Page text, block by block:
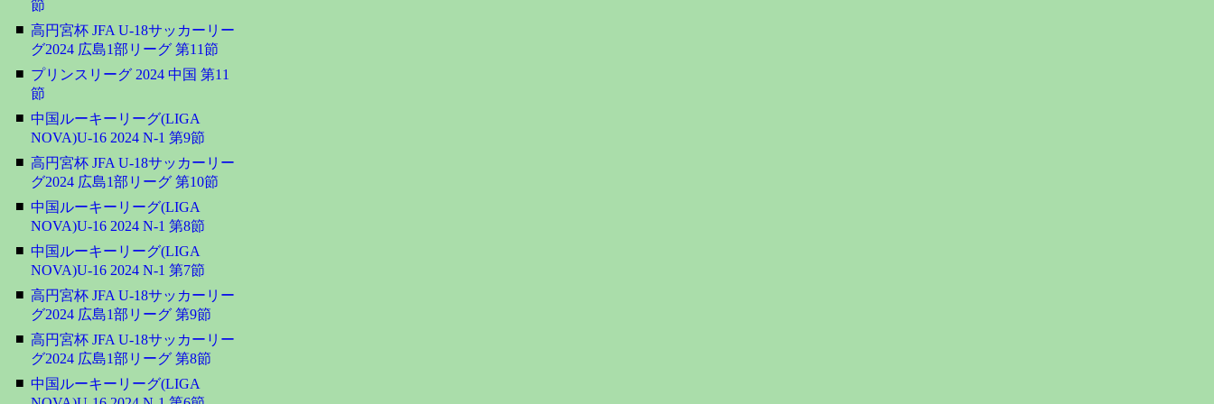
節
■ 高円宮杯 JFA U-18サッカーリー
グ2024 広島1部リーグ 第11節
■ プリンスリーグ 2024 中国 第11
節
■ 中国ルーキーリーグ(LIGA
NOVA)U-16 2024 N-1 第9節
■ 高円宮杯 JFA U-18サッカーリー
グ2024 広島1部リーグ 第10節
■ 中国ルーキーリーグ(LIGA
NOVA)U-16 2024 N-1 第8節
■ 中国ルーキーリーグ(LIGA
NOVA)U-16 2024 N-1 第7節
■ 高円宮杯 JFA U-18サッカーリー
グ2024 広島1部リーグ 第9節
■ 高円宮杯 JFA U-18サッカーリー
グ2024 広島1部リーグ 第8節
■ 中国ルーキーリーグ(LIGA